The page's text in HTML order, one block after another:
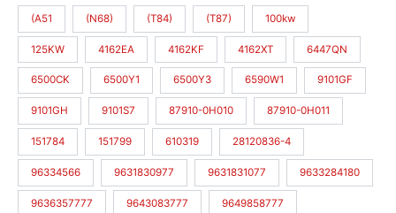
(A51 (N68) (T84) (T87) 100kw
125KW 4162EA 4162KF 4162XT 6447QN
6500CK 6500Y1 6500Y3 6590W1 9101GF
9101GH 9101S7 87910-0H010 87910-0H011
151784 151799 610319 28120836-4
96334566 9631830977 9631831077 9633284180
9636357777 9643083777 9649858777